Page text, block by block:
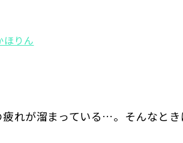
ほりん
れが溜まっている…。そんなと